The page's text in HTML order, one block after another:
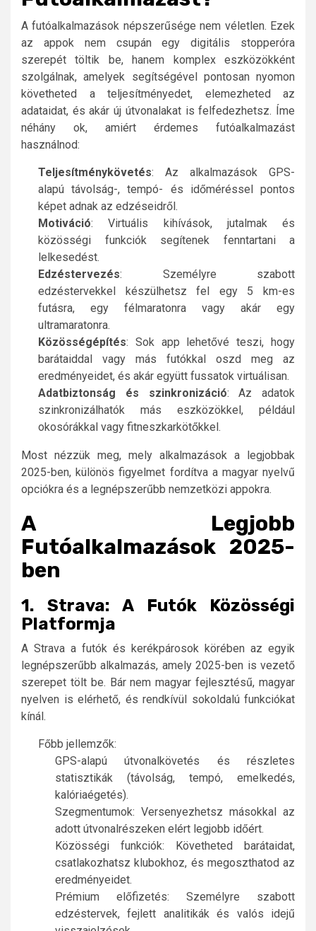
A futóalkalmazások népszerűsége nem véletlen. Ezek
az appok nem csupán egy digitális stopperóra
szerepét töltik be, hanem komplex eszközökként
szolgálnak, amelyek segítségével pontosan nyomon
követheted a teljesítményedet, elemezheted az
adataidat, és akár új útvonalakat is felfedezhetsz. Íme
néhány ok, amiért érdemes futóalkalmazást
használnod:
Teljesítménykövetés: Az alkalmazások GPS-
alapú távolság-, tempó- és időméréssel pontos
képet adnak az edzéseidről.
Motiváció: Virtuális kihívások, jutalmak és
közösségi funkciók segítenek fenntartani a
lelkesedést.
Edzéstervezés: Személyre szabott
edzéstervekkel készülhetsz fel egy 5 km-es
futásra, egy félmaratonra vagy akár egy
ultramaratonra.
Közösségépítés: Sok app lehetővé teszi, hogy
barátaiddal vagy más futókkal oszd meg az
eredményeidet, és akár együtt fussatok virtuálisan.
Adatbiztonság és szinkronizáció: Az adatok
szinkronizálhatók más eszközökkel, például
okosórákkal vagy fitneszkarkötőkkel.
Most nézzük meg, mely alkalmazások a legjobbak
2025-ben, különös figyelmet fordítva a magyar nyelvű
opciókra és a legnépszerűbb nemzetközi appokra.
A Legjobb
Futóalkalmazások 2025-
ben
1. Strava: A Futók Közösségi
Platformja
A Strava a futók és kerékpárosok körében az egyik
legnépszerűbb alkalmazás, amely 2025-ben is vezető
szerepet tölt be. Bár nem magyar fejlesztésű, magyar
nyelven is elérhető, és rendkívül sokoldalú funkciókat
kínál.
Főbb jellemzők:
GPS-alapú útvonalkövetés és részletes
statisztikák (távolság, tempó, emelkedés,
kalóriaégetés).
Szegmentumok: Versenyezhetsz másokkal az
adott útvonalrészeken elért legjobb időért.
Közösségi funkciók: Követheted barátaidat,
csatlakozhatsz klubokhoz, és megoszthatod az
eredményeidet.
Prémium előfizetés: Személyre szabott
edzéstervek, fejlett analitikák és valós idejű